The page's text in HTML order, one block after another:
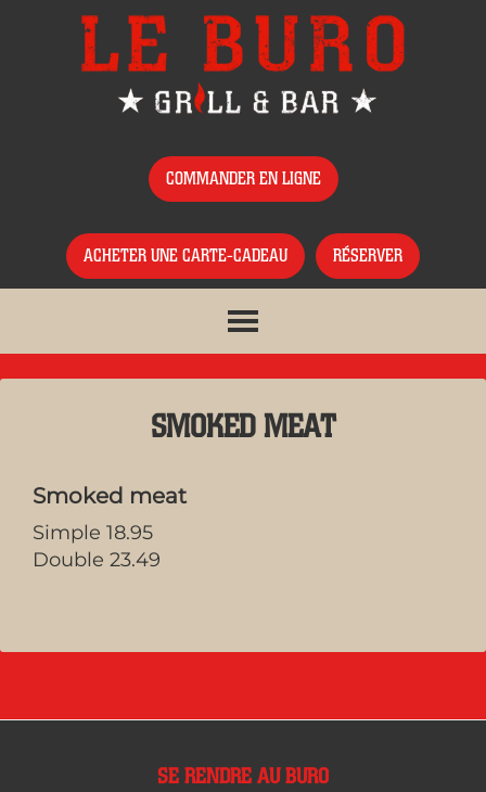
COMMANDER EN LIGNE
ACHETER UNE CARTE-CADEAU RÉSERVER
SMOKED MEAT
Smoked meat
Simple 18.95
Double 23.49
SE RENDRE AU BURO